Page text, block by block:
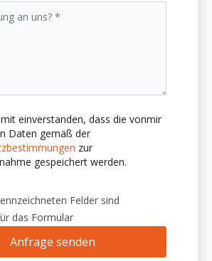
einverstanden, dass die vonmir
Daten gemäß der
zur
gespeichert werden.
Felder sind
das Formular
Anfrage senden